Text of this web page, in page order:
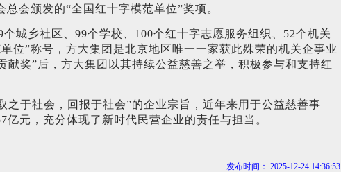
会颁发的“全国红十字模范单位”奖项。
城乡社区、99个学校、100个红十字志愿服务组织、52个机关
位”称号，方大集团是北京地区唯一一家获此殊荣的机关企事业
奖”后，方大集团以其持续公益慈善之举，积极参与和支持红
于社会，回报于社会”的企业宗旨，近年来用于公益慈善事
元，充分体现了新时代民营企业的责任与担当。
发布时间： 2025-12-24 14:36:53